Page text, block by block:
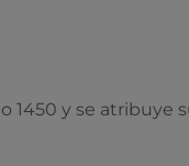
y se atribuye